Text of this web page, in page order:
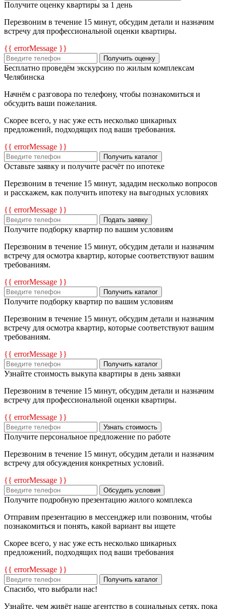
Получите оценку квартиры за 1 день
Перезвоним в течение 15 минут, обсудим детали и назначим
встречу для профессиональной оценки квартиры.
{{ errorMessage }}
Получить оценку
Бесплатно проведём экскурсию по жилым комплексам
Челябинска
Начнём с разговора по телефону, чтобы познакомиться и
обсудить ваши пожелания.
Скорее всего, у нас уже есть несколько шикарных
предложений, подходящих под ваши требования.
{{ errorMessage }}
Получить каталог
Оставьте заявку и получите расчёт по ипотеке
Перезвоним в течение 15 минут, зададим несколько вопросов
и расскажем, как получить ипотеку на выгодных условиях
{{ errorMessage }}
Подать заявку
Получите подборку квартир по вашим условиям
Перезвоним в течение 15 минут, обсудим детали и назначим
встречу для осмотра квартир, которые соответствуют вашим
требованиям.
{{ errorMessage }}
Получить каталог
Получите подборку квартир по вашим условиям
Перезвоним в течение 15 минут, обсудим детали и назначим
встречу для осмотра квартир, которые соответствуют вашим
требованиям.
{{ errorMessage }}
Получить каталог
Узнайте стоимость выкупа квартиры в день заявки
Перезвоним в течение 15 минут, обсудим детали и назначим
встречу для профессиональной оценки квартиры.
{{ errorMessage }}
Узнать стоимость
Получите персональное предложение по работе
Перезвоним в течение 15 минут, обсудим детали и назначим
встречу для обсуждения конкретных условий.
{{ errorMessage }}
Обсудить условия
Получите подробную презентацию жилого комплекса
Отправим презентацию в мессенджер или позвоним, чтобы
познакомиться и понять, какой вариант вы ищете
Скорее всего, у нас уже есть несколько шикарных
предложений, подходящих под ваши требования
{{ errorMessage }}
Получить каталог
Спасибо, что выбрали нас!
Узнайте, чем живёт наше агентство в социальных сетях, пока